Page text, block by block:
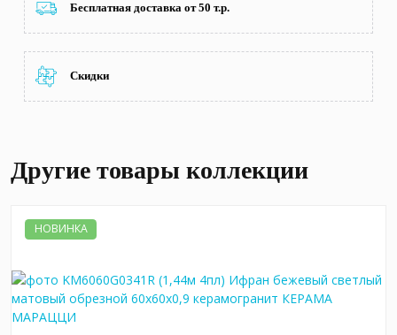
Бесплатная доставка от 50 т.р.
Скидки
Другие товары коллекции
НОВИНКА